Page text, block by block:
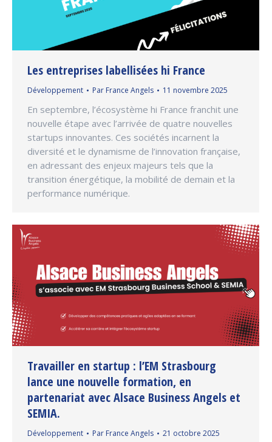
Les entreprises labellisées hi France
Développement Par France Angels 11 novembre 2025
En septembre, l’écosystème hi France franchit une
nouvelle étape avec l’arrivée de quatre nouvelles
startups innovantes. Ces sociétés incarnent la
diversité et le dynamisme de l’innovation française,
en adressant des enjeux majeurs tels que la
transition énergétique, la mobilité de demain et la
performance numérique.
Travailler en startup : l’EM Strasbourg
lance une nouvelle formation, en
partenariat avec Alsace Business Angels et
SEMIA.
Développement Par France Angels 21 octobre 2025